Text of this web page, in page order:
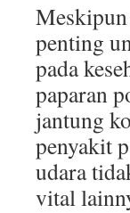
penting
pada
paparan
jantung
penyakit
udara
vital